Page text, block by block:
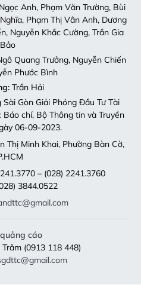
Anh, Phạm Văn Trường, Bùi
Phạm Thị Vân Anh, Dương
Nguyễn Khắc Cường, Trần Gia
Bảo
Quang Trưởng, Nguyễn Chiến
Phước Bình
Trần Hải
Gòn Giải Phóng Đầu Tư Tài
chí, Bộ Thông tin và Truyền
06-09-2023.
Thị Minh Khai, Phường Bàn Cờ,
– (028) 2241.3760
3844.0522
cáo
Trâm (0913 118 448)